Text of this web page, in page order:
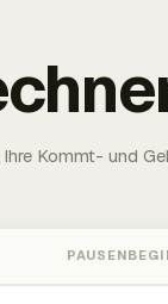
Kommt- und